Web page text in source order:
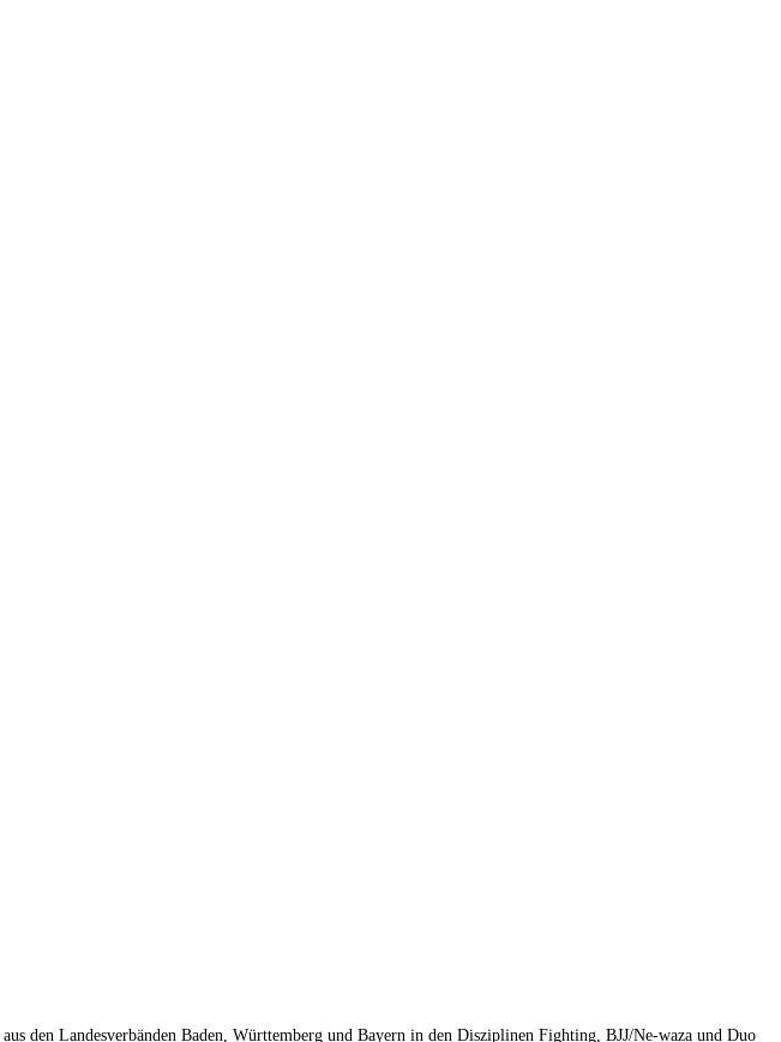
den Landesverbänden Baden, Württemberg und Bayern in den Disziplinen Fighting, BJJ/Ne-waza und Duo